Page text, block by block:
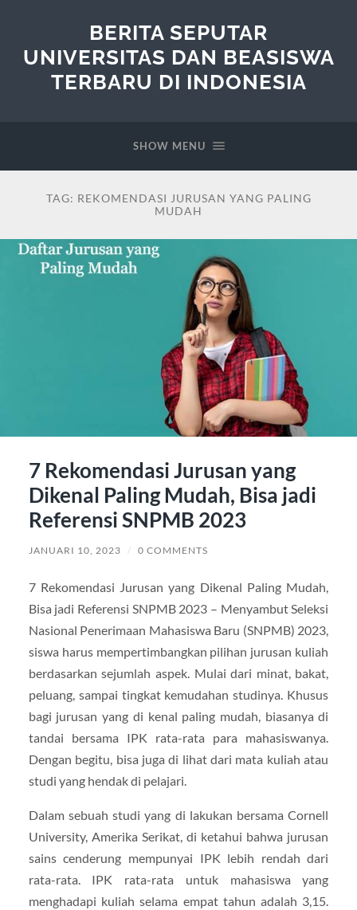
BERITA SEPUTAR
UNIVERSITAS DAN BEASISWA
TERBARU DI INDONESIA
SHOW MENU
TAG: REKOMENDASI JURUSAN YANG PALING
MUDAH
7 Rekomendasi Jurusan yang
Dikenal Paling Mudah, Bisa jadi
Referensi SNPMB 2023
JANUARI 10, 2023 / 0 COMMENTS
7 Rekomendasi Jurusan yang Dikenal Paling Mudah,
Bisa jadi Referensi SNPMB 2023 – Menyambut Seleksi
Nasional Penerimaan Mahasiswa Baru (SNPMB) 2023,
siswa harus mempertimbangkan pilihan jurusan kuliah
berdasarkan sejumlah aspek. Mulai dari minat, bakat,
peluang, sampai tingkat kemudahan studinya. Khusus
bagi jurusan yang di kenal paling mudah, biasanya di
tandai bersama IPK rata-rata para mahasiswanya.
Dengan begitu, bisa juga di lihat dari mata kuliah atau
studi yang hendak di pelajari.
Dalam sebuah studi yang di lakukan bersama Cornell
University, Amerika Serikat, di ketahui bahwa jurusan
sains cenderung mempunyai IPK lebih rendah dari
rata-rata. IPK rata-rata untuk mahasiswa yang
menghadapi kuliah selama empat tahun adalah 3,15.